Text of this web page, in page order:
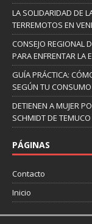
LA SOLIDARIDAD DE
TERREMOTOS EN
CONSEJO REGIONAL
PARA ENFRENTAR LA
GUÍA PRÁCTICA:
SEGÚN TU CONSUMO
DETIENEN A MUJER
SCHMIDT DE TEMUCO
PÁGINAS
Contacto
Inicio